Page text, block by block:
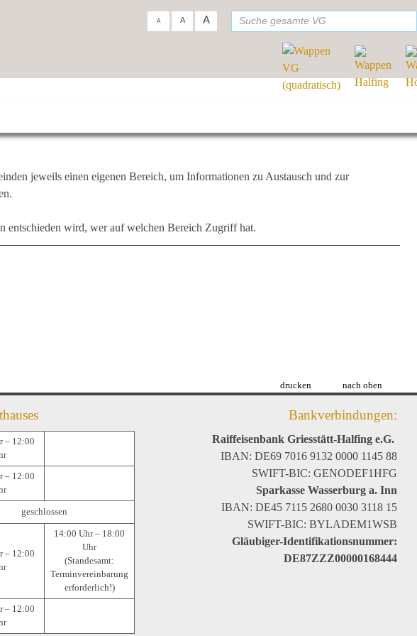
A A A
jeweils einen eigenen Bereich, um Informationen zu Austausch und zur
entschieden wird, wer auf welchen Bereich Zugriff hat.
drucken nach oben
– 12:00
– 12:00
geschlossen
– 12:00
14:00 Uhr – 18:00
Uhr
(Standesamt:
Terminvereinbarung
erforderlich!)
– 12:00
Bankverbindungen:
Raiffeisenbank Griesstätt-Halfing e.G.
IBAN: DE69 7016 9132 0000 1145 88
SWIFT-BIC: GENODEF1HFG
Sparkasse Wasserburg a. Inn
IBAN: DE45 7115 2680 0030 3118 15
SWIFT-BIC: BYLADEM1WSB
Gläubiger-Identifikationsnummer:
DE87ZZZ00000168444